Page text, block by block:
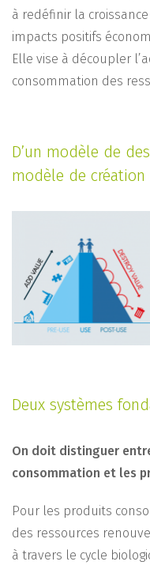
à redéfinir la
impacts positifs
Elle vise à découpler
consommation des
D’un modèle de
modèle de
Deux systèmes
On doit distinguer
consommation et les
Pour les produits
des ressources
à travers le cycle